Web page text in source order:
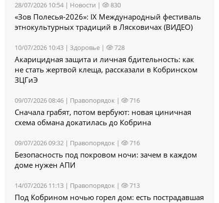
28/07/2026 10:54 | Новости | 830
«Зов Полесья‑2026»: IX Международный фестиваль
этнокультурных традиций в Лясковичах (ВИДЕО)
10/07/2026 10:43 | Здоровье | 728
Акарицидная защита и личная бдительность: как
не стать жертвой клеща, рассказали в Кобринском
ЗЦГиЭ
09/07/2026 08:46 | Правопорядок | 716
Сначала грабят, потом вербуют: новая циничная
схема обмана докатилась до Кобрина
09/07/2026 09:32 | Правопорядок | 716
Безопасность под покровом ночи: зачем в каждом
доме нужен АПИ
14/07/2026 11:13 | Правопорядок | 713
Под Кобрином ночью горел дом: есть пострадавшая